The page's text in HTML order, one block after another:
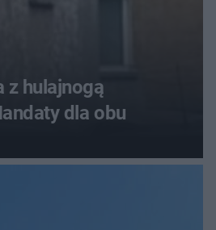
z hulajnogą
dla obu